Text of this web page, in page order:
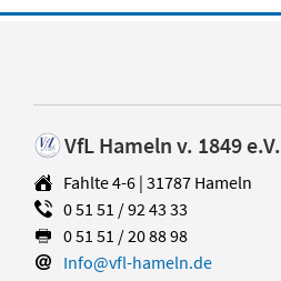
VfL Hameln v. 1849 e.V.
Fahlte 4-6 | 31787 Hameln
0 51 51 / 92 43 33
0 51 51 / 20 88 98
Info@vfl-hameln.de